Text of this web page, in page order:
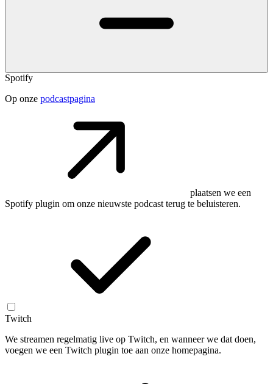
Spotify
Op onze podcastpagina
plaatsen we een
Spotify plugin om onze nieuwste podcast terug te beluisteren.
Twitch
We streamen regelmatig live op Twitch, en wanneer we dat doen,
voegen we een Twitch plugin toe aan onze homepagina.